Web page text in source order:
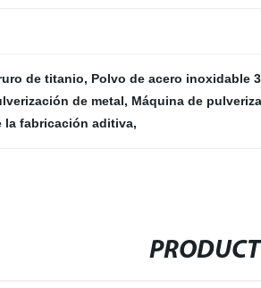
de titanio, Polvo de acero inoxidable
de metal, Máquina de
la fabricación aditiva,